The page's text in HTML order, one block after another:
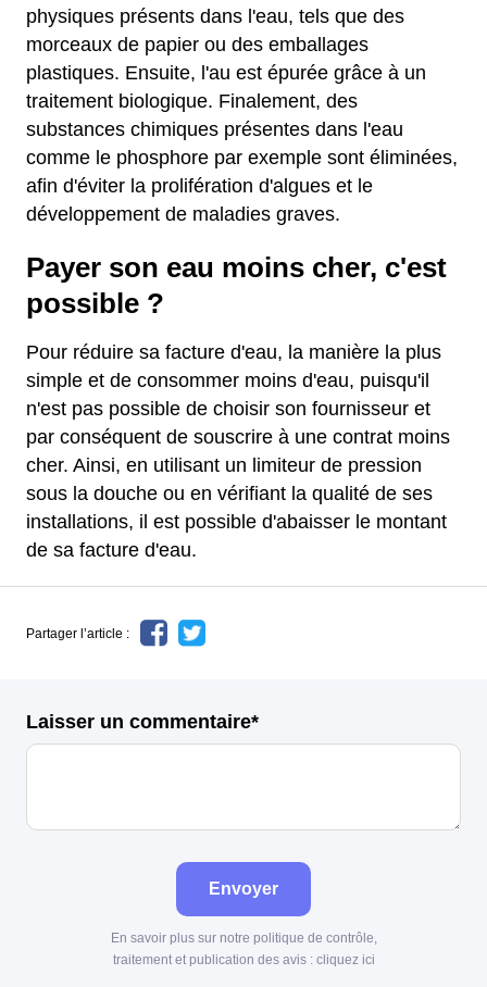
physiques présents dans l'eau, tels que des
morceaux de papier ou des emballages
plastiques. Ensuite, l'au est épurée grâce à un
traitement biologique. Finalement, des
substances chimiques présentes dans l'eau
comme le phosphore par exemple sont éliminées,
afin d'éviter la prolifération d'algues et le
développement de maladies graves.
Payer son eau moins cher, c'est
possible ?
Pour réduire sa facture d'eau, la manière la plus
simple et de consommer moins d'eau, puisqu'il
n'est pas possible de choisir son fournisseur et
par conséquent de souscrire à une contrat moins
cher. Ainsi, en utilisant un limiteur de pression
sous la douche ou en vérifiant la qualité de ses
installations, il est possible d'abaisser le montant
de sa facture d'eau.
Partager l’article :
Laisser un commentaire*
Envoyer
En savoir plus sur notre politique de contrôle,
traitement et publication des avis : cliquez ici